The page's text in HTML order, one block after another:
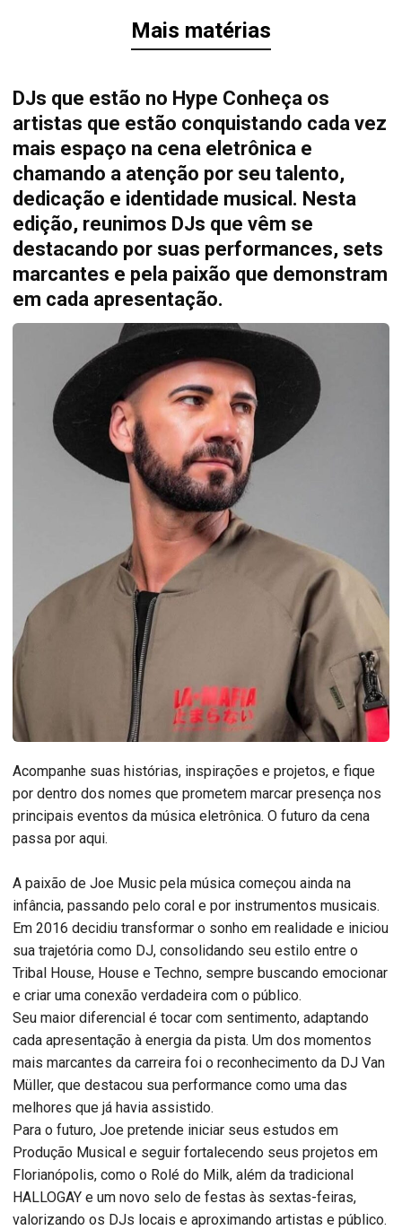
Mais matérias
DJs que estão no Hype Conheça os
artistas que estão conquistando cada vez
mais espaço na cena eletrônica e
chamando a atenção por seu talento,
dedicação e identidade musical. Nesta
edição, reunimos DJs que vêm se
destacando por suas performances, sets
marcantes e pela paixão que demonstram
em cada apresentação.
Acompanhe suas histórias, inspirações e projetos, e fique
por dentro dos nomes que prometem marcar presença nos
principais eventos da música eletrônica. O futuro da cena
passa por aqui.
A paixão de Joe Music pela música começou ainda na
infância, passando pelo coral e por instrumentos musicais.
Em 2016 decidiu transformar o sonho em realidade e iniciou
sua trajetória como DJ, consolidando seu estilo entre o
Tribal House, House e Techno, sempre buscando emocionar
e criar uma conexão verdadeira com o público.
Seu maior diferencial é tocar com sentimento, adaptando
cada apresentação à energia da pista. Um dos momentos
mais marcantes da carreira foi o reconhecimento da DJ Van
Müller, que destacou sua performance como uma das
melhores que já havia assistido.
Para o futuro, Joe pretende iniciar seus estudos em
Produção Musical e seguir fortalecendo seus projetos em
Florianópolis, como o Rolé do Milk, além da tradicional
HALLOGAY e um novo selo de festas às sextas-feiras,
valorizando os DJs locais e aproximando artistas e público.